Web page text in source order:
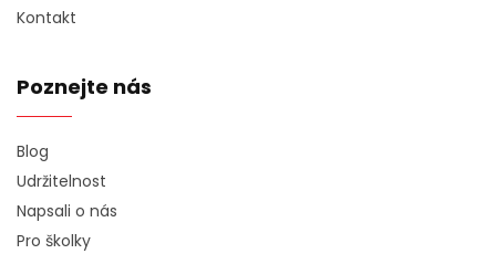
Kontakt
Poznejte nás
Blog
Udržitelnost
Napsali o nás
Pro školky